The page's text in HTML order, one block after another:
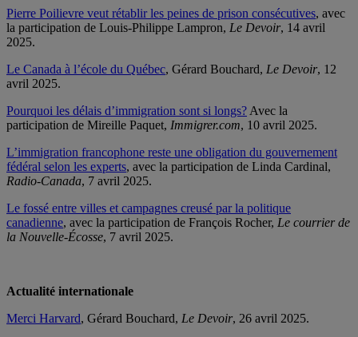
Pierre Poilievre veut rétablir les peines de prison consécutives, avec
la participation de Louis-Philippe Lampron, Le Devoir, 14 avril
2025.
Le Canada à l’école du Québec, Gérard Bouchard, Le Devoir, 12
avril 2025.
Pourquoi les délais d’immigration sont si longs? Avec la
participation de Mireille Paquet, Immigrer.com, 10 avril 2025.
L’immigration francophone reste une obligation du gouvernement
fédéral selon les experts, avec la participation de Linda Cardinal,
Radio-Canada, 7 avril 2025.
Le fossé entre villes et campagnes creusé par la politique
canadienne, avec la participation de François Rocher, Le courrier de
la Nouvelle-Écosse, 7 avril 2025.
Actualité internationale
Merci Harvard, Gérard Bouchard, Le Devoir, 26 avril 2025.